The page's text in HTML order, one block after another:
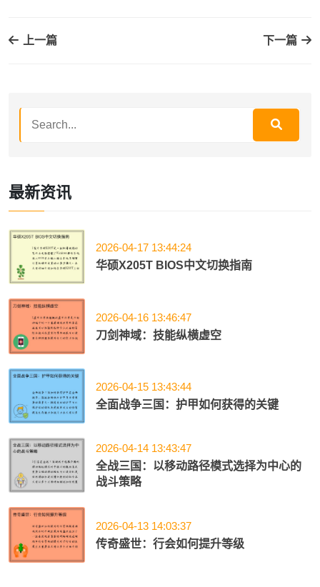
上一篇 下一篇
最新资讯
2026-04-17 13:44:24
华硕X205T BIOS中文切换指南
2026-04-16 13:46:47
刀剑神域：技能纵横虚空
2026-04-15 13:43:44
全面战争三国：护甲如何获得的关键
2026-04-14 13:43:47
全战三国：以移动路径模式选择为中心的
战斗策略
2026-04-13 14:03:37
传奇盛世：行会如何提升等级